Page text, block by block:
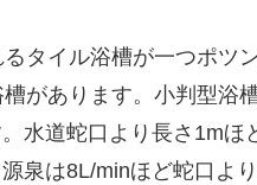
タイル浴槽が一つポツ
があります。小判型浴
水道蛇口より長さ1mほ
泉は8L/minほど蛇口よ